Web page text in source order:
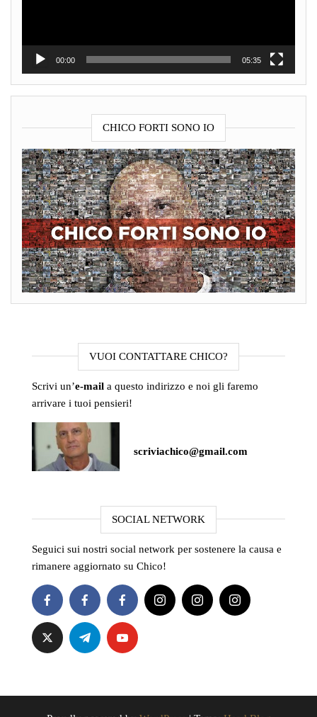
00:00 05:35
CHICO FORTI SONO IO
VUOI CONTATTARE CHICO?
Scrivi un’e-mail a questo indirizzo e noi gli faremo
arrivare i tuoi pensieri!
scriviachico@gmail.com
SOCIAL NETWORK
Seguici sui nostri social network per sostenere la causa e
rimanere aggiornato su Chico!